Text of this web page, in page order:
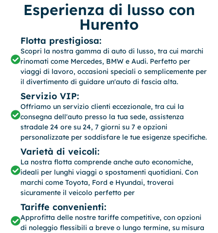
Esperienza di lusso con
Hurento
Flotta prestigiosa:
Scopri la nostra gamma di auto di lusso, tra cui marchi
rinomati come Mercedes, BMW e Audi. Perfetto per
viaggi di lavoro, occasioni speciali o semplicemente per
il divertimento di guidare un'auto di fascia alta.
Servizio VIP:
Offriamo un servizio clienti eccezionale, tra cui la
consegna dell'auto presso la tua sede, assistenza
stradale 24 ore su 24, 7 giorni su 7 e opzioni
personalizzate per soddisfare le tue esigenze specifiche.
Varietà di veicoli:
La nostra flotta comprende anche auto economiche,
ideali per lunghi viaggi o spostamenti quotidiani. Con
marchi come Toyota, Ford e Hyundai, troverai
sicuramente il veicolo perfetto per
Tariffe convenienti:
Approfitta delle nostre tariffe competitive, con opzioni
di noleggio flessibili a breve o lungo termine, su misura